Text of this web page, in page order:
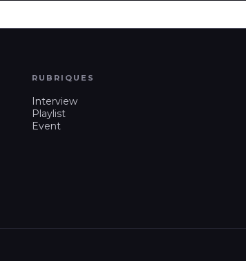
RUBRIQUES
Interview
Playlist
Event